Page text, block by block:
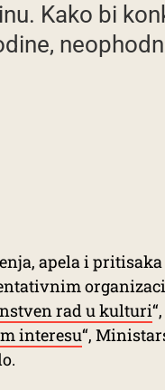
Kako bi
apela i
rad u kulturi
interesu“,